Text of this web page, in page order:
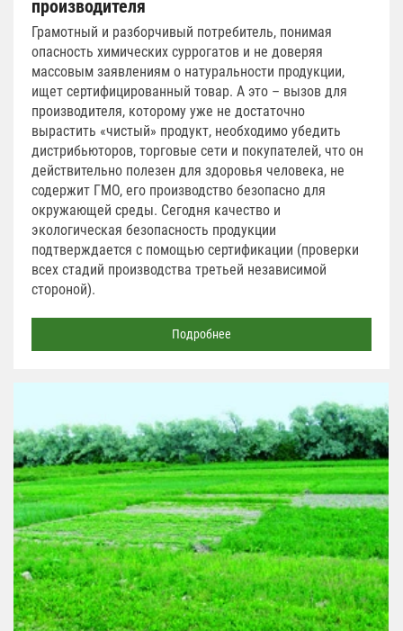
производителя
Грамотный и разборчивый потребитель, понимая
опасность химических суррогатов и не доверяя
массовым заявлениям о натуральности продукции,
ищет сертифицированный товар. А это – вызов для
производителя, которому уже не достаточно
вырастить «чистый» продукт, необходимо убедить
дистрибьюторов, торговые сети и покупателей, что он
действительно полезен для здоровья человека, не
содержит ГМО, его производство безопасно для
окружающей среды. Сегодня качество и
экологическая безопасность продукции
подтверждается с помощью сертификации (проверки
всех стадий производства третьей независимой
стороной).
Подробнее